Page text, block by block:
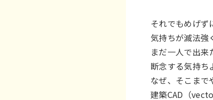
それでもめげず
気持ちが滅法強
まだ一人で出来
断念する気持ち
なぜ、そこまで
建築CAD（